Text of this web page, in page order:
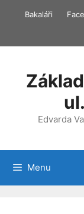
Bakaláři
Edvarda
Menu